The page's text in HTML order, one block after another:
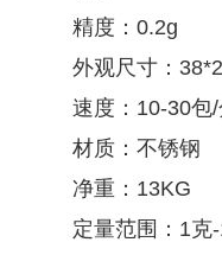
精度：0.2g
外观尺寸：
速度：10-30包
材质：不锈钢
净重：13KG
定量范围：1克